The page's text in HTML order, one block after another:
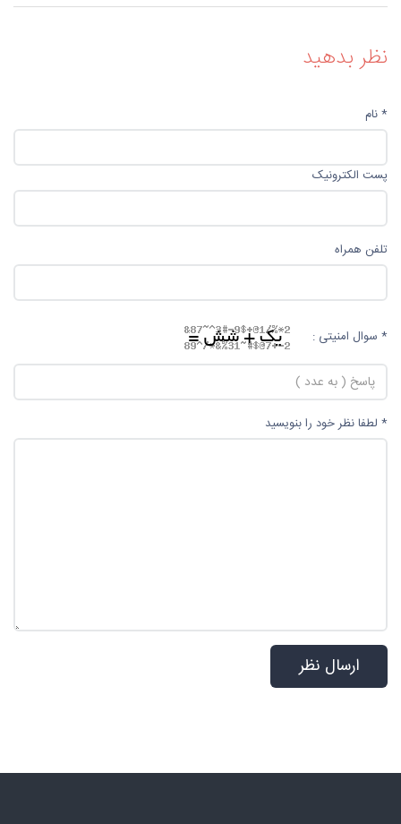
نظر بدهید
* نام
پست الکترونیک
تلفن همراه
* سوال امنیتی :
* لطفا نظر خود را بنویسید